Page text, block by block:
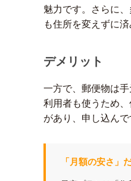
魅力です。さらに
も住所を変えずに済
デメリット
一方で、郵便物は
利用者も使うため
があり、申し込ん
「月額の安さ」